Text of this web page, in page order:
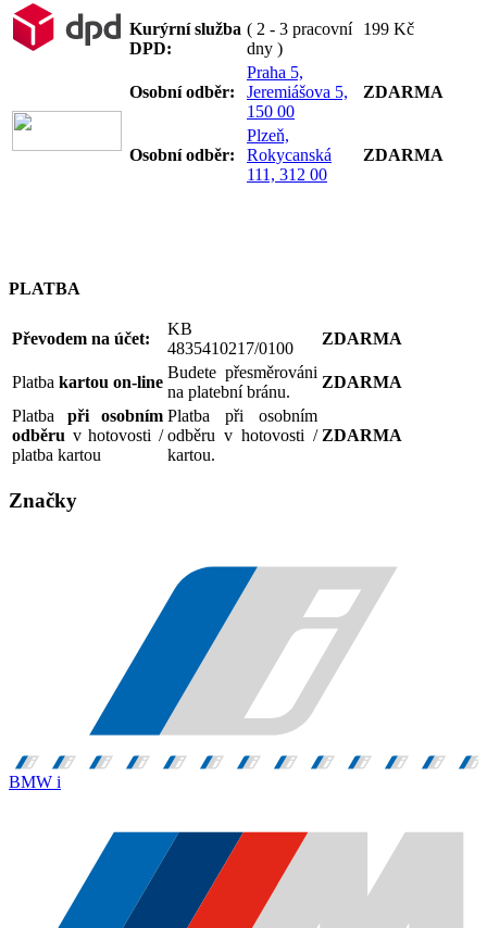
Kurýrní služba
DPD:
( 2 - 3 pracovní
dny )
199 Kč
Osobní odběr:
Praha 5,
Jeremiášova 5,
150 00
ZDARMA
Osobní odběr:
Plzeň,
Rokycanská
111, 312 00
ZDARMA
PLATBA
Převodem na účet:
KB
4835410217/0100
ZDARMA
Platba kartou on-line
Budete přesměrováni
na platební bránu.
ZDARMA
Platba při osobním
odběru v hotovosti /
platba kartou
Platba při osobním
odběru v hotovosti /
kartou.
ZDARMA
Značky
BMW i